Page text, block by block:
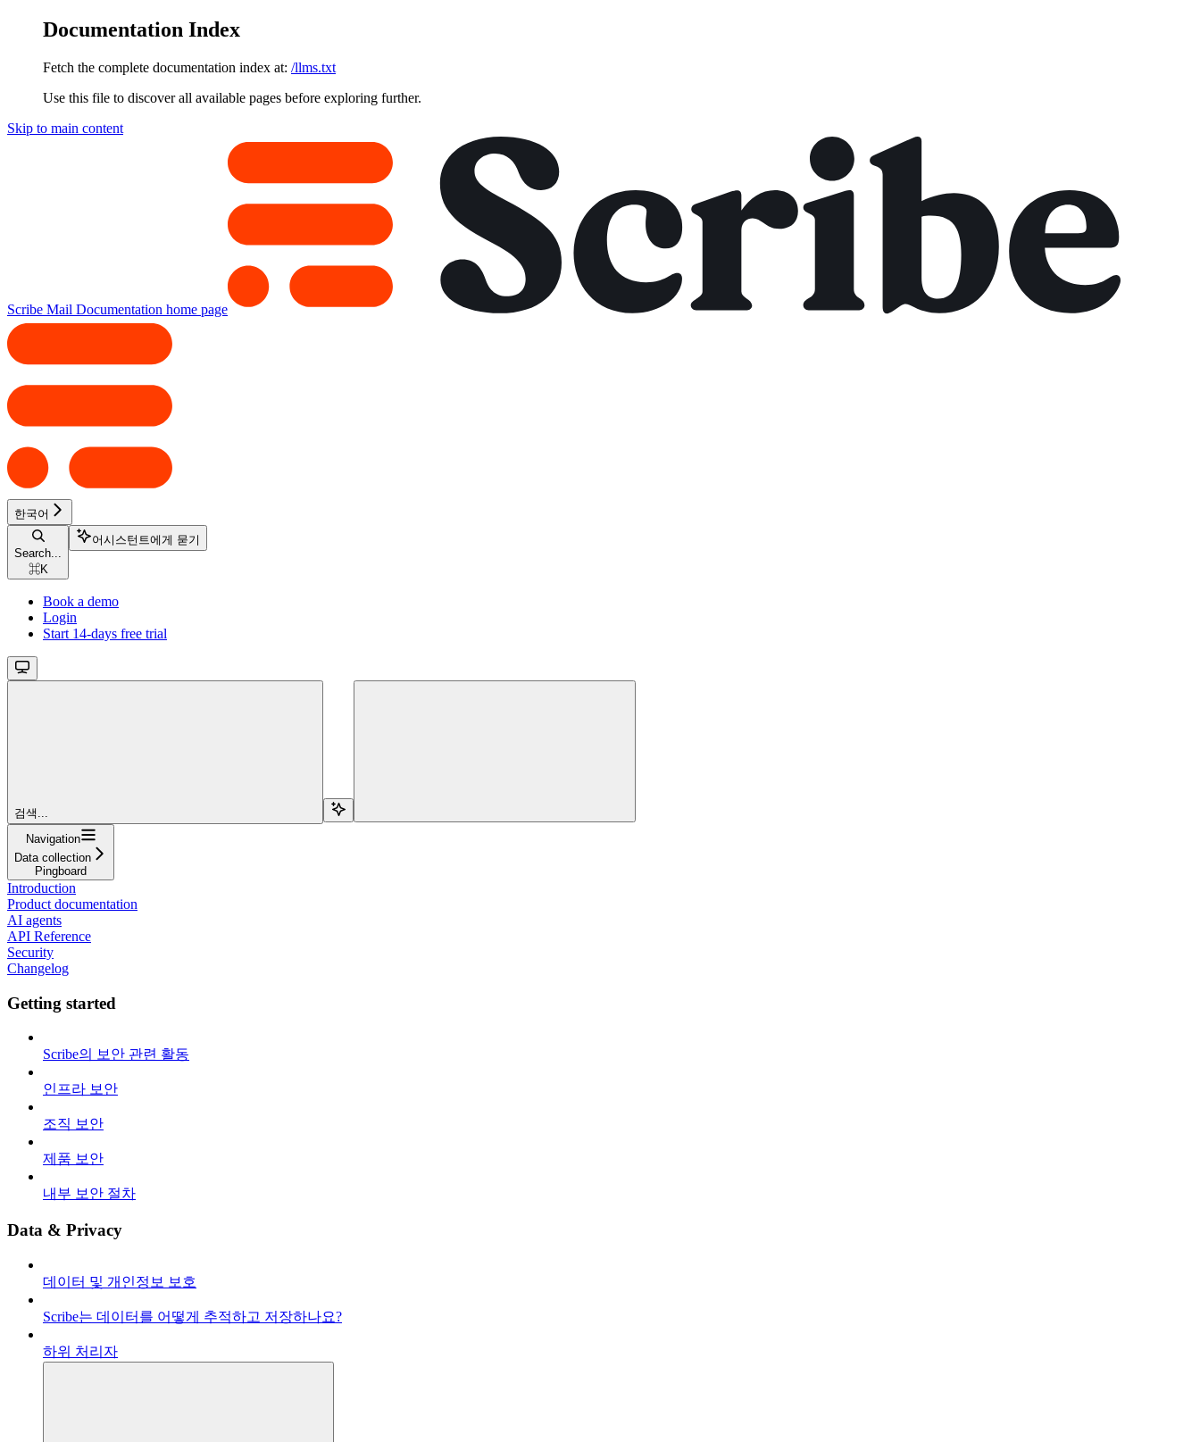
Documentation Index
Fetch the complete documentation index at: /llms.txt
Use this file to discover all available pages before exploring further.
Skip to main content
Scribe Mail Documentation home page
한국어
Search...
⌘K
어시스턴트에게 묻기
Book a demo
Login
Start 14-days free trial
검색...
Navigation
Data collection
Pingboard
Introduction
Product documentation
AI agents
API Reference
Security
Changelog
Getting started
Scribe의 보안 관련 활동
인프라 보안
조직 보안
제품 보안
내부 보안 절차
Data & Privacy
데이터 및 개인정보 보호
Scribe는 데이터를 어떻게 추적하고 저장하나요?
하위 처리자